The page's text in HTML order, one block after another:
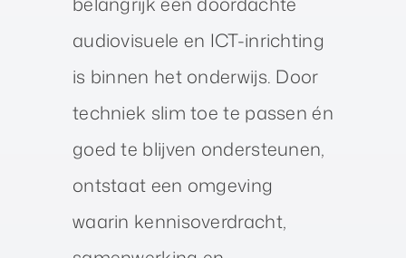
audiovisuele en ICT-inrichting
is binnen het onderwijs. Door
techniek slim toe te passen én
goed te blijven ondersteunen,
ontstaat een omgeving
waarin kennisoverdracht,